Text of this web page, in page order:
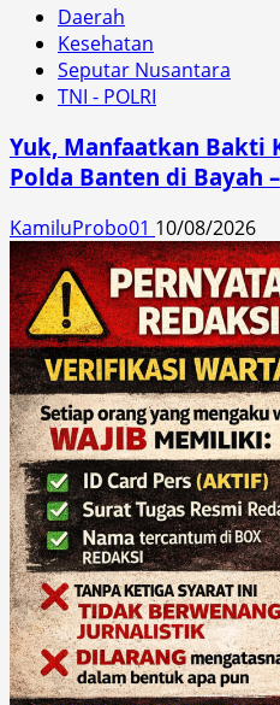
Daerah
Kesehatan
Seputar Nusantara
TNI - POLRI
Yuk, Manfaatkan Bakti
Polda Banten di Bayah
KamiluProbo01 10/08/2026